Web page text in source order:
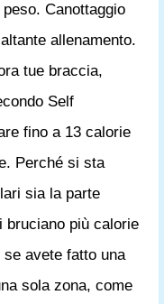
Canottaggio
allenamento.
tue braccia,
Self
fino a 13 calorie
Perché si sta
sia la parte
bruciano più calorie
avete fatto una
sola zona, come